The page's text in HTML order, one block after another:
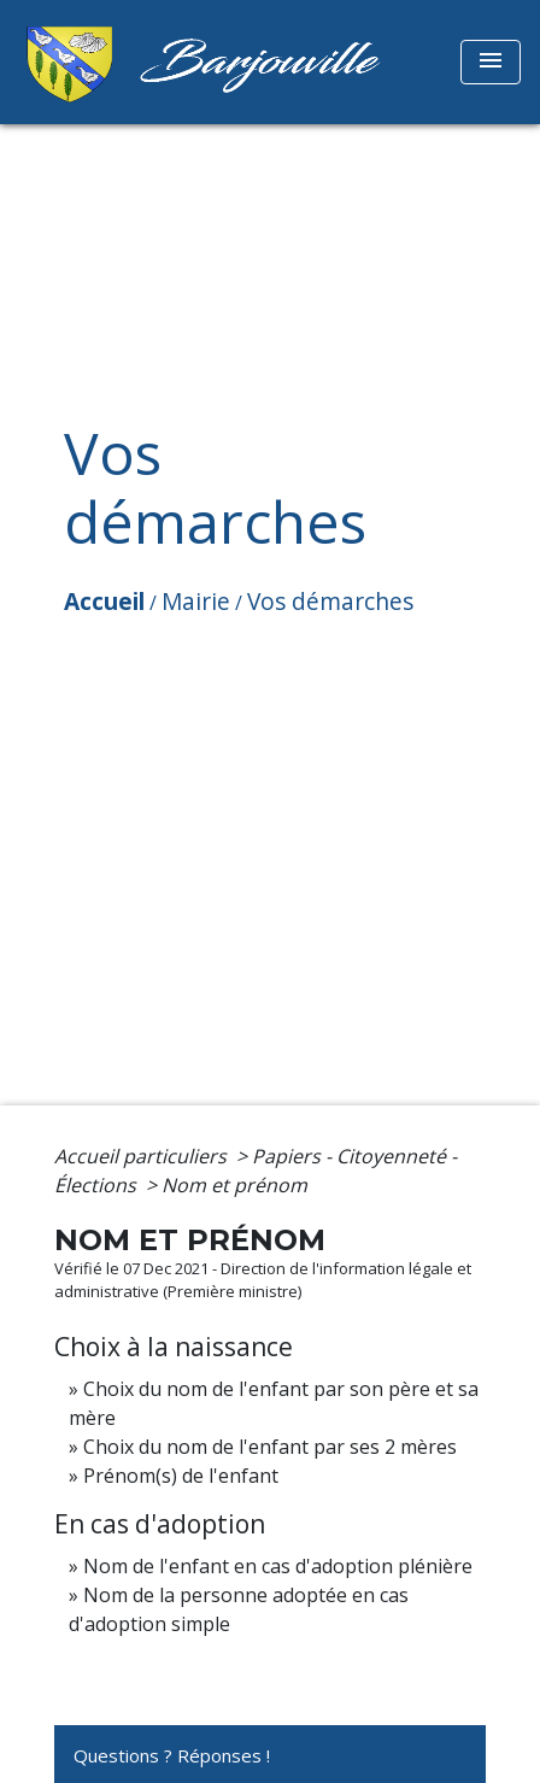
menu
Vos
démarches
Accueil / Mairie /Vos démarches
Accueil particuliers > Papiers - Citoyenneté -
Élections > Nom et prénom
NOM ET PRÉNOM
Vérifié le 07 Dec 2021 - Direction de l'information légale et
administrative (Première ministre)
Choix à la naissance
Choix du nom de l'enfant par son père et sa
mère
Choix du nom de l'enfant par ses 2 mères
Prénom(s) de l'enfant
En cas d'adoption
Nom de l'enfant en cas d'adoption plénière
Nom de la personne adoptée en cas
d'adoption simple
Questions ? Réponses !